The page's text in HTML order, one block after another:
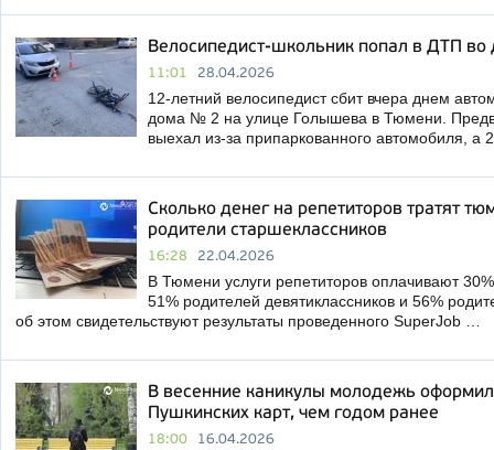
Велосипедист-школьник попал в ДТП во
11:01 28.04.2026
12-летний велосипедист сбит вчера днем
дома № 2 на улице Голышева в Тюмени.
выехал из-за припаркованного автомобиля, а
Сколько денег на репетиторов тратят
родители старшеклассников
16:28 22.04.2026
В Тюмени услуги репетиторов оплачивают
51% родителей девятиклассников и 56%
об этом свидетельствуют результаты проведенного SuperJob …
В весенние каникулы молодежь
Пушкинских карт, чем годом ранее
18:00 16.04.2026